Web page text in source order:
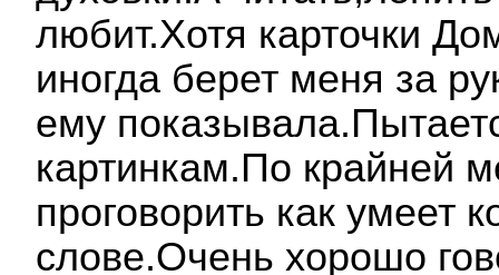
любит.Хотя карточки
иногда берет меня за
ему
картинкам.По крайней
проговорить как умеет
слове.Очень хорошо